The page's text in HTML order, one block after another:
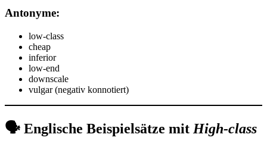
Antonyme:
low-class
cheap
inferior
low-end
downscale
vulgar (negativ konnotiert)
🗣️ Englische Beispielsätze mit High-class